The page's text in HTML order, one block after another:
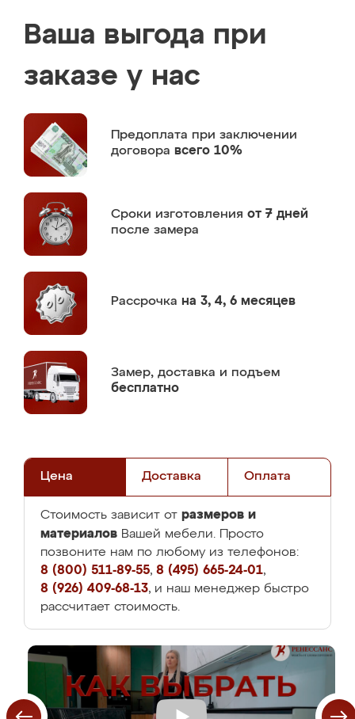
Ваша выгода при
заказе у нас
Предоплата при заключении
договора всего 10%
Сроки изготовления от 7 дней
после замера
Рассрочка на 3, 4, 6 месяцев
Замер, доставка и подъем
бесплатно
Цена Доставка Оплата
Стоимость зависит от размеров и
материалов Вашей мебели. Просто
позвоните нам по любому из телефонов:
8 (800) 511-89-55, 8 (495) 665-24-01,
8 (926) 409-68-13, и наш менеджер быстро
рассчитает стоимость.